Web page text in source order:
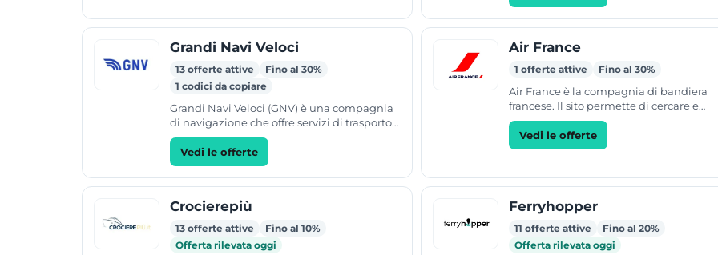
Grandi Navi Veloci
13 offerte attive
Fino al 30%
1 codici da copiare
Grandi Navi Veloci (GNV) è una compagnia
di navigazione che offre servizi di trasporto
tramite traghetti. Le rotte collegano l'Italia
a...Vedi le offerte
Air France
1 offerte attive Fino al 30%
Air France è la compagnia di bandiera
francese. Il sito permette di cercare e
acquistare biglietti aerei inserendo
aeroporto di partenza,...
Vedi le offerte
Crocierepiù
13 offerte attive
Fino al 10%
Offerta rilevata oggi
Ferryhopper
11 offerte attive
Fino al 20%
Offerta rilevata oggi